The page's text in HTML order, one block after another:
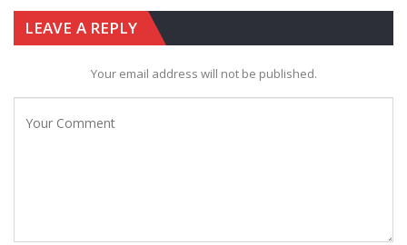
LEAVE A REPLY
Your email address will not be published.